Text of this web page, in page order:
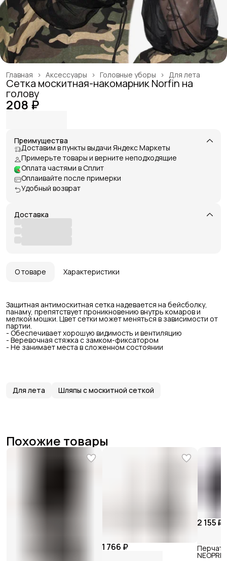
Для лета
Головные уборы ›
Аксессуары ›
Главная ›
Сетка москитная-накомарник Norfin на
голову
208 ₽
Преимущества
Доставим в пункты выдачи Яндекс Маркеты
Примерьте товары и верните неподходящие
Оплата частями в Сплит
Оплаивайте после примерки
Удобный возврат
Доставка
О товаре Характеристики
Защитная антимоскитная сетка надевается на бейсболку,
панаму, препятствует проникновению внутрь комаров и
мелкой мошки. Цвет сетки может меняться в зависимости от
партии.
- Обеспечивает хорошую видимость и вентиляцию
- Веревочная стяжка с замком-фиксатором
- Не занимает места в сложенном состоянии
Для лета Шляпы с москитной сеткой
Похожие товары
1 766 ₽
2 155 ₽